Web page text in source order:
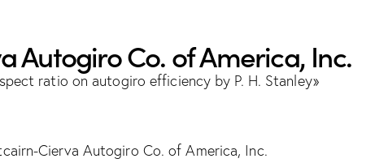
Autogiro Co. of America, Inc.
ratio on autogiro efficiency by P. H. Stanley»
Cierva Autogiro Co. of America, Inc.